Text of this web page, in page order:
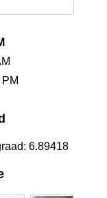
6.89418